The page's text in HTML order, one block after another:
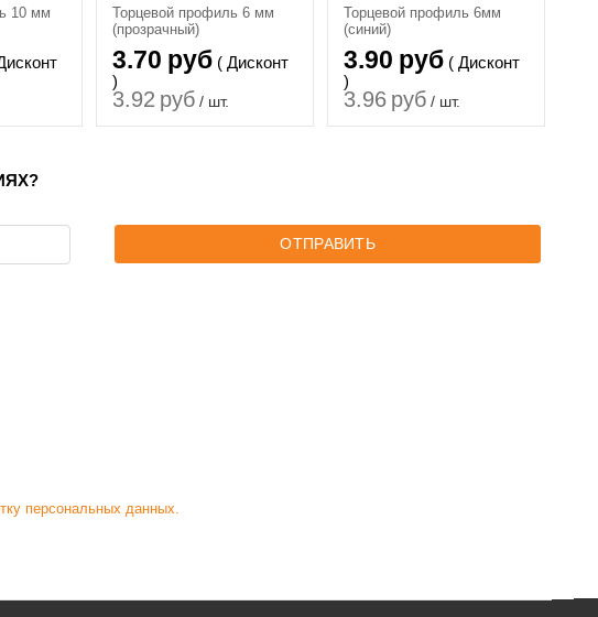
10 мм
Торцевой профиль 6 мм
(прозрачный)
3.70 руб ( Дисконт
)
3.92 руб / шт.
Торцевой профиль 6мм
(синий)
3.90 руб ( Дисконт
)
3.96 руб / шт.
ОТПРАВИТЬ
персональных данных.